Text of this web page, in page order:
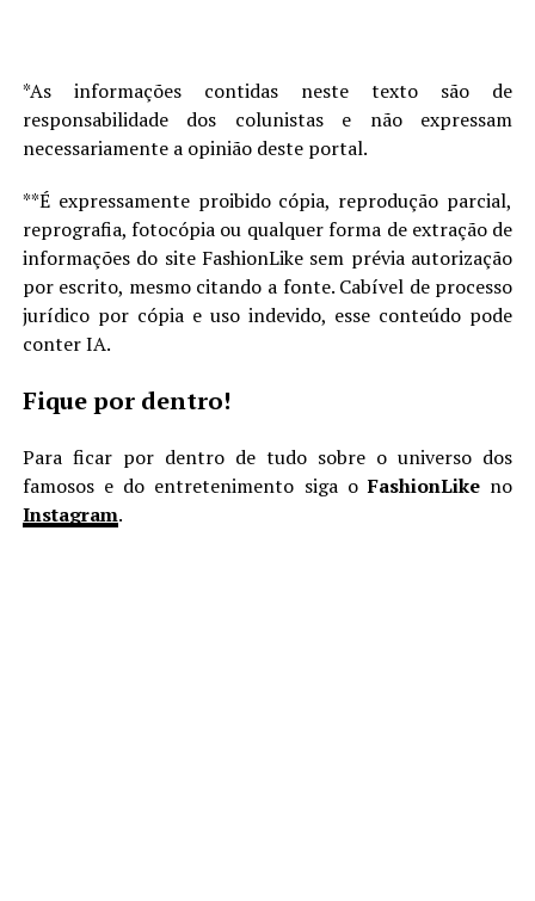
*As informações contidas neste texto são de
responsabilidade dos colunistas e não expressam
necessariamente a opinião deste portal.
**É expressamente proibido cópia, reprodução parcial,
reprografia, fotocópia ou qualquer forma de extração de
informações do site FashionLike sem prévia autorização
por escrito, mesmo citando a fonte. Cabível de processo
jurídico por cópia e uso indevido, esse conteúdo pode
conter IA.
Fique por dentro!
Para ficar por dentro de tudo sobre o universo dos
famosos e do entretenimento siga oFashionLike no
Instagram.